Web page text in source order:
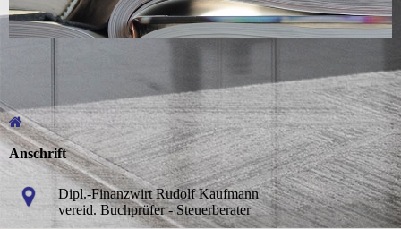
Anschrift
Dipl.-Finanzwirt Rudolf Kaufmann
vereid. Buchprüfer - Steuerberater